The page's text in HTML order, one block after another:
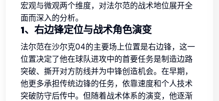
宏观与微观两个维度，对法尔范的战术地位展开全
面而深入的分析。
1、右边锋定位与战术角色演变
法尔范在沙尔克04的主要场上位置是右边锋，这一
位置决定了他在球队进攻中的首要任务是制造边路
突破、撕开对方防线并为中锋创造机会。在早期，
他更多承担传统边锋的任务，依靠速度和个人技术
突破防守后传中。但随着战术体系的演变，他逐渐